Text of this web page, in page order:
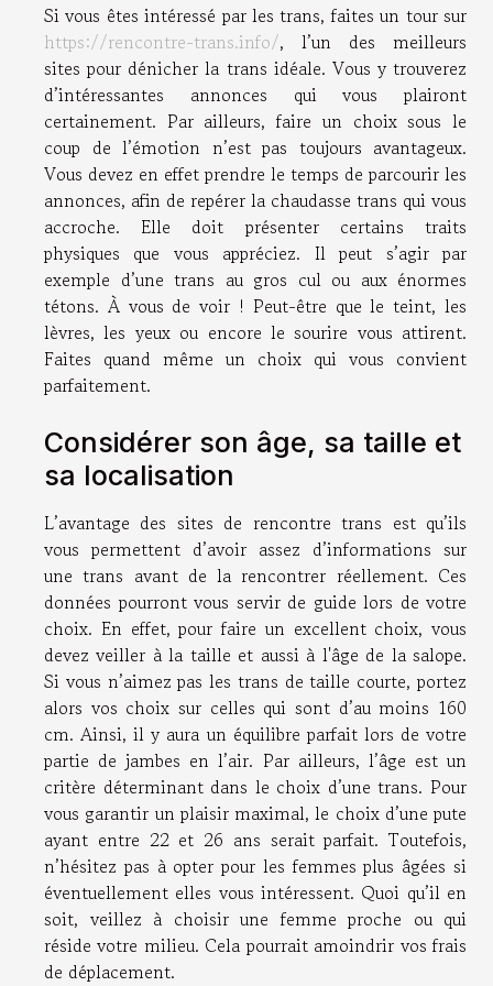
Si vous êtes intéressé par les trans, faites un tour sur
https://rencontre-trans.info/, l’un des meilleurs
sites pour dénicher la trans idéale. Vous y trouverez
d’intéressantes annonces qui vous plairont
certainement. Par ailleurs, faire un choix sous le
coup de l’émotion n’est pas toujours avantageux.
Vous devez en effet prendre le temps de parcourir les
annonces, afin de repérer la chaudasse trans qui vous
accroche. Elle doit présenter certains traits
physiques que vous appréciez. Il peut s’agir par
exemple d’une trans au gros cul ou aux énormes
tétons. À vous de voir ! Peut-être que le teint, les
lèvres, les yeux ou encore le sourire vous attirent.
Faites quand même un choix qui vous convient
parfaitement.
Considérer son âge, sa taille et
sa localisation
L’avantage des sites de rencontre trans est qu’ils
vous permettent d’avoir assez d’informations sur
une trans avant de la rencontrer réellement. Ces
données pourront vous servir de guide lors de votre
choix. En effet, pour faire un excellent choix, vous
devez veiller à la taille et aussi à l'âge de la salope.
Si vous n’aimez pas les trans de taille courte, portez
alors vos choix sur celles qui sont d’au moins 160
cm. Ainsi, il y aura un équilibre parfait lors de votre
partie de jambes en l’air. Par ailleurs, l’âge est un
critère déterminant dans le choix d’une trans. Pour
vous garantir un plaisir maximal, le choix d’une pute
ayant entre 22 et 26 ans serait parfait. Toutefois,
n’hésitez pas à opter pour les femmes plus âgées si
éventuellement elles vous intéressent. Quoi qu’il en
soit, veillez à choisir une femme proche ou qui
réside votre milieu. Cela pourrait amoindrir vos frais
de déplacement.